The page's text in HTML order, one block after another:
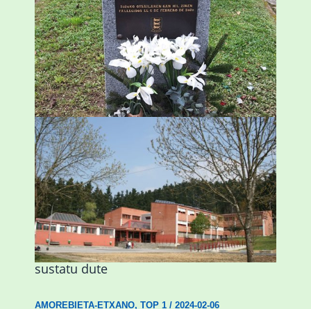
«Azkenengo 40 urteetan Zaldibar jo zuen
ingurumen-hondamendirik larriena»
ESKUALDEA,ZALDIBAR/2024-02-06
Amorebietak eta Eusko Jaurlaritzak
Urritxen institutu berri bat eraikitzea
sustatu dute
AMOREBIETA-ETXANO, TOP 1/ 2024-02-06